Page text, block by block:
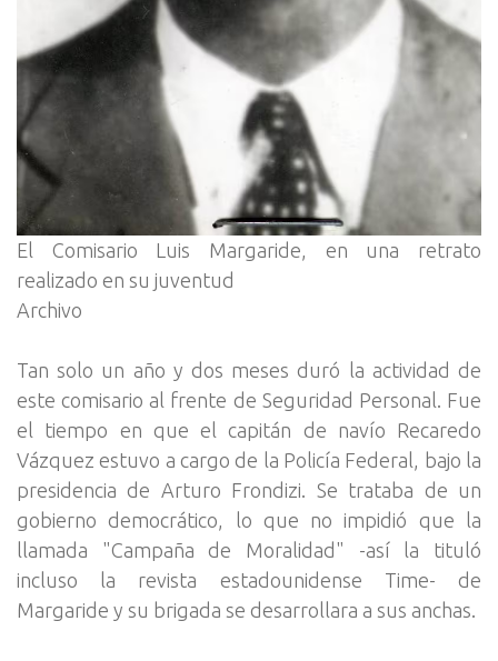
El Comisario Luis Margaride, en una retrato
realizado en su juventud
Archivo
Tan solo un año y dos meses duró la actividad de
este comisario al frente de Seguridad Personal. Fue
el tiempo en que el capitán de navío Recaredo
Vázquez estuvo a cargo de la Policía Federal, bajo la
presidencia de Arturo Frondizi. Se trataba de un
gobierno democrático, lo que no impidió que la
llamada "Campaña de Moralidad" -así la tituló
incluso la revista estadounidense Time- de
Margaride y su brigada se desarrollara a sus anchas.